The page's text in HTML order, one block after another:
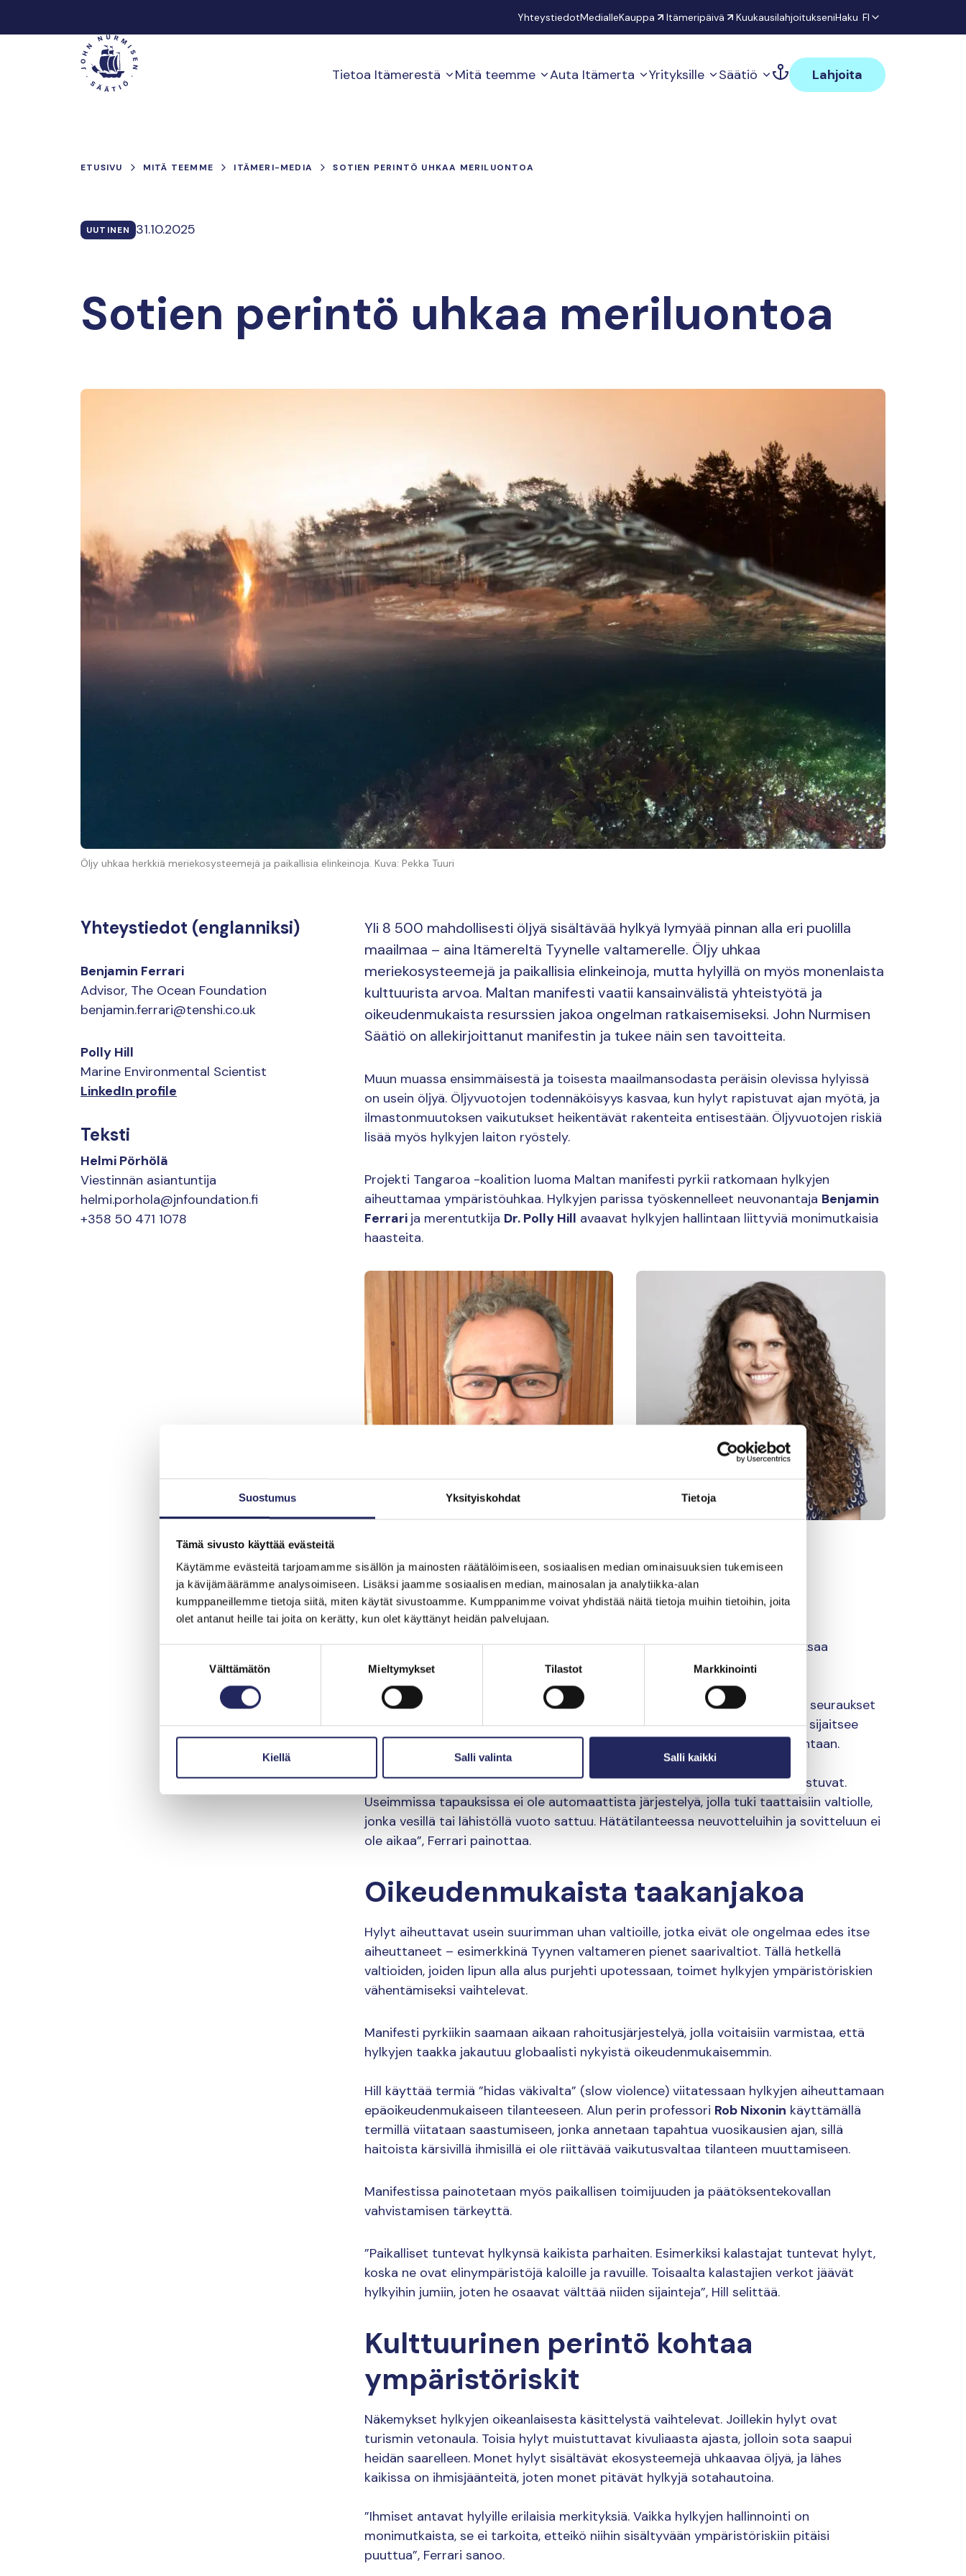
Suostumus Yksityiskohdat Tietoja
Tämä sivusto käyttää evästeitä
Käytämme evästeitä tarjoamamme sisällön ja mainosten räätälöimiseen, sosiaalisen median ominaisuuksien tukemiseen
ja kävijämäärämme analysoimiseen. Lisäksi jaamme sosiaalisen median, mainosalan ja analytiikka-alan
kumppaneillemme tietoja siitä, miten käytät sivustoamme. Kumppanimme voivat yhdistää näitä tietoja muihin tietoihin, joita
olet antanut heille tai joita on kerätty, kun olet käyttänyt heidän palvelujaan.
Välttämätön Mieltymykset Tilastot Markkinointi
Kiellä Salli valinta Salli kaikki
YhteystiedotMedialleKauppa Itämeripäivä KuukausilahjoitukseniHaku FI
Päävalikko Tietoa Itämerestä Mitä teemme Auta Itämerta Yrityksille Säätiö Lahjoita
ETUSIVU MITÄ TEEMME ITÄMERI-MEDIA SOTIEN PERINTÖ UHKAA MERILUONTOA
UUTINEN 31.10.2025
Sotien perintö uhkaa meriluontoa
Öljy uhkaa herkkiä meriekosysteemejä ja paikallisia elinkeinoja. Kuva: Pekka Tuuri
Yhteystiedot (englanniksi)
Benjamin Ferrari
Advisor, The Ocean Foundation
benjamin.ferrari@tenshi.co.uk
Polly Hill
Marine Environmental Scientist
LinkedIn profile
Teksti
Helmi Pörhölä
Viestinnän asiantuntija
helmi.porhola@jnfoundation.fi
+358 50 471 1078
Yli 8 500 mahdollisesti öljyä sisältävää hylkyä lymyää pinnan alla eri puolilla
maailmaa – aina Itämereltä Tyynelle valtamerelle. Öljy uhkaa
meriekosysteemejä ja paikallisia elinkeinoja, mutta hylyillä on myös monenlaista
kulttuurista arvoa. Maltan manifesti vaatii kansainvälistä yhteistyötä ja
oikeudenmukaista resurssien jakoa ongelman ratkaisemiseksi. John Nurmisen
Säätiö on allekirjoittanut manifestin ja tukee näin sen tavoitteita.
Muun muassa ensimmäisestä ja toisesta maailmansodasta peräisin olevissa hylyissä
on usein öljyä. Öljyvuotojen todennäköisyys kasvaa, kun hylyt rapistuvat ajan myötä, ja
ilmastonmuutoksen vaikutukset heikentävät rakenteita entisestään. Öljyvuotojen riskiä
lisää myös hylkyjen laiton ryöstely.
Projekti Tangaroa -koalition luoma Maltan manifesti pyrkii ratkomaan hylkyjen
aiheuttamaa ympäristöuhkaa. Hylkyjen parissa työskennelleet neuvonantaja Benjamin
Ferrari ja merentutkija Dr. Polly Hill avaavat hylkyjen hallintaan liittyviä monimutkaisia
haasteita.
Aika käy vähiin
Öljyvuotojen ennaltaehkäisy estää vakavia ympäristöhaittoja ja myös maksaa
huomattavasti vähemmän kuin öljykatastrofin korjaaminen.
Jos öljyvuoto sattuu, on toimittava nopeasti. Kun öljyä kulkeutuu rannoille, seuraukset
ovat peruuttamattomia. Ferrarin mukaan ongelmana on, että osa hylyistä sijaitsee
syrjässä, kuten arktisella alueella, jossa on vain vähän resursseja öljyn hallintaan.
”Viivästynyt reagointi tarkoittaa, että katastrofin vaikutukset moninkertaistuvat.
Useimmissa tapauksissa ei ole automaattista järjestelyä, jolla tuki taattaisiin valtiolle,
jonka vesillä tai lähistöllä vuoto sattuu. Hätätilanteessa neuvotteluihin ja sovitteluun ei
ole aikaa”, Ferrari painottaa.
Oikeudenmukaista taakanjakoa
Hylyt aiheuttavat usein suurimman uhan valtioille, jotka eivät ole ongelmaa edes itse
aiheuttaneet – esimerkkinä Tyynen valtameren pienet saarivaltiot. Tällä hetkellä
valtioiden, joiden lipun alla alus purjehti upotessaan, toimet hylkyjen ympäristöriskien
vähentämiseksi vaihtelevat.
Manifesti pyrkiikin saamaan aikaan rahoitusjärjestelyä, jolla voitaisiin varmistaa, että
hylkyjen taakka jakautuu globaalisti nykyistä oikeudenmukaisemmin.
Hill käyttää termiä ”hidas väkivalta” (slow violence) viitatessaan hylkyjen aiheuttamaan
epäoikeudenmukaiseen tilanteeseen. Alun perin professori Rob Nixonin käyttämällä
termillä viitataan saastumiseen, jonka annetaan tapahtua vuosikausien ajan, sillä
haitoista kärsivillä ihmisillä ei ole riittävää vaikutusvaltaa tilanteen muuttamiseen.
Manifestissa painotetaan myös paikallisen toimijuuden ja päätöksentekovallan
vahvistamisen tärkeyttä.
”Paikalliset tuntevat hylkynsä kaikista parhaiten. Esimerkiksi kalastajat tuntevat hylyt,
koska ne ovat elinympäristöjä kaloille ja ravuille. Toisaalta kalastajien verkot jäävät
hylkyihin jumiin, joten he osaavat välttää niiden sijainteja”, Hill selittää.
Kulttuurinen perintö kohtaa
ympäristöriskit
Näkemykset hylkyjen oikeanlaisesta käsittelystä vaihtelevat. Joillekin hylyt ovat
turismin vetonaula. Toisia hylyt muistuttavat kivuliaasta ajasta, jolloin sota saapui
heidän saarelleen. Monet hylyt sisältävät ekosysteemejä uhkaavaa öljyä, ja lähes
kaikissa on ihmisjäänteitä, joten monet pitävät hylkyjä sotahautoina.
”Ihmiset antavat hylyille erilaisia merkityksiä. Vaikka hylkyjen hallinnointi on
monimutkaista, se ei tarkoita, etteikö niihin sisältyvään ympäristöriskiin pitäisi
puuttua”, Ferrari sanoo.